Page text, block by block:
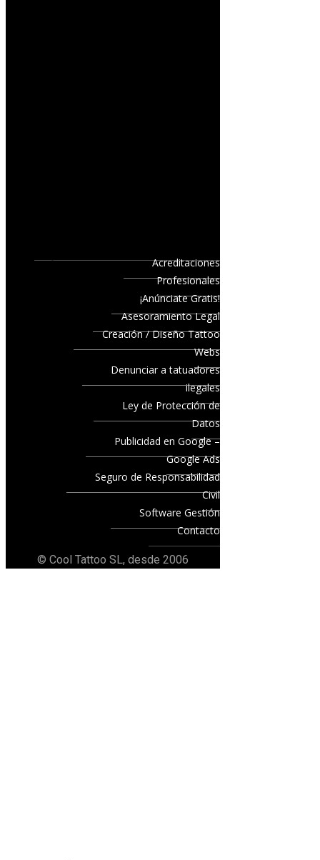
Acreditaciones
Profesionales
¡Anúnciate Gratis!
Asesoramiento Legal
Creación / Diseño Tattoo
Webs
Denunciar a tatuadores
ilegales
Ley de Protección de
Datos
Publicidad en Google –
Google Ads
Seguro de Responsabilidad
Civil
Software Gestión
Contacto
© Cool Tattoo SL, desde 2006